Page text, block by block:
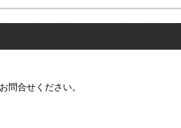
問合せください。